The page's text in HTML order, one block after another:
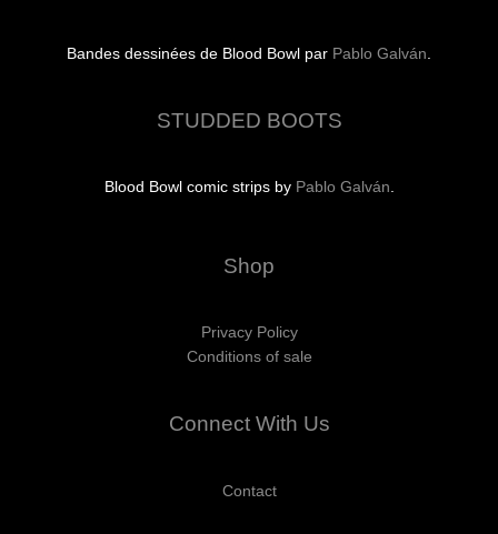
Bandes dessinées de Blood Bowl par Pablo Galván
STUDDED BOOTS
Blood Bowl comic strips by Pablo Galván.
Shop
Privacy Policy
Conditions of sale
Connect With Us
Contact